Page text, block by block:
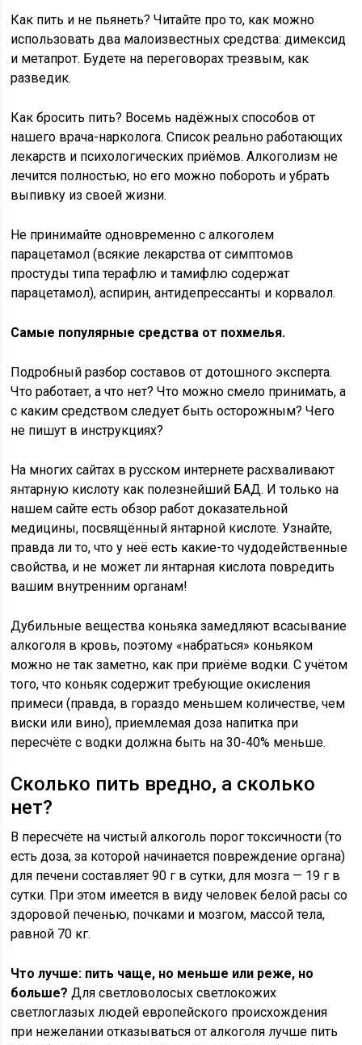
Как пить и не пьянеть? Читайте про то, как можно
использовать два малоизвестных средства: димексид
и метапрот. Будете на переговорах трезвым, как
разведик.
Как бросить пить? Восемь надёжных способов от
нашего врача-нарколога. Список реально работающих
лекарств и психологических приёмов. Алкоголизм не
лечится полностью, но его можно побороть и убрать
выпивку из своей жизни.
Не принимайте одновременно с алкоголем
парацетамол (всякие лекарства от симптомов
простуды типа терафлю и тамифлю содержат
парацетамол), аспирин, антидепрессанты и корвалол.
Самые популярные средства от похмелья.
Подробный разбор составов от дотошного эксперта.
Что работает, а что нет? Что можно смело принимать, а
с каким средством следует быть осторожным? Чего
не пишут в инструкциях?
На многих сайтах в русском интернете расхваливают
янтарную кислоту как полезнейший БАД. И только на
нашем сайте есть обзор работ доказательной
медицины, посвящённый янтарной кислоте. Узнайте,
правда ли то, что у неё есть какие-то чудодейственные
свойства, и не может ли янтарная кислота повредить
вашим внутренним органам!
Дубильные вещества коньяка замедляют всасывание
алкоголя в кровь, поэтому «набраться» коньяком
можно не так заметно, как при приёме водки. С учётом
того, что коньяк содержит требующие окисления
примеси (правда, в гораздо меньшем количестве, чем
виски или вино), приемлемая доза напитка при
пересчёте с водки должна быть на 30-40% меньше.
Сколько пить вредно, а сколько
нет?
В пересчёте на чистый алкоголь порог токсичности (то
есть доза, за которой начинается повреждение органа)
для печени составляет 90 г в сутки, для мозга — 19 г в
сутки. При этом имеется в виду человек белой расы со
здоровой печенью, почками и мозгом, массой тела,
равной 70 кг.
Что лучше: пить чаще, но меньше или реже, но
больше? Для светловолосых светлокожих
светлоглазых людей европейского происхождения
при нежелании отказываться от алкоголя лучше пить